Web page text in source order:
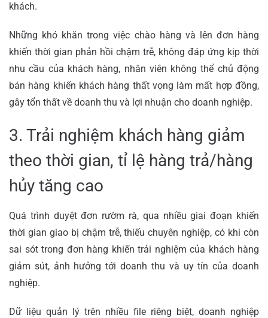
khách.
Những khó khăn trong việc chào hàng và lên đơn hàng
khiến thời gian phản hồi chậm trễ, không đáp ứng kịp thời
nhu cầu của khách hàng, nhân viên không thể chủ động
bán hàng khiến khách hàng thất vọng làm mất hợp đồng,
gây tổn thất về doanh thu và lợi nhuận cho doanh nghiệp.
3. Trải nghiệm khách hàng giảm
theo thời gian, tỉ lệ hàng trả/hàng
hủy tăng cao
Quá trình duyệt đơn rườm rà, qua nhiều giai đoạn khiến
thời gian giao bị chậm trễ, thiếu chuyên nghiệp, có khi còn
sai sót trong đơn hàng khiến trải nghiệm của khách hàng
giảm sút, ảnh hưởng tới doanh thu và uy tín của doanh
nghiệp.
Dữ liệu quản lý trên nhiều file riêng biệt, doanh nghiệp